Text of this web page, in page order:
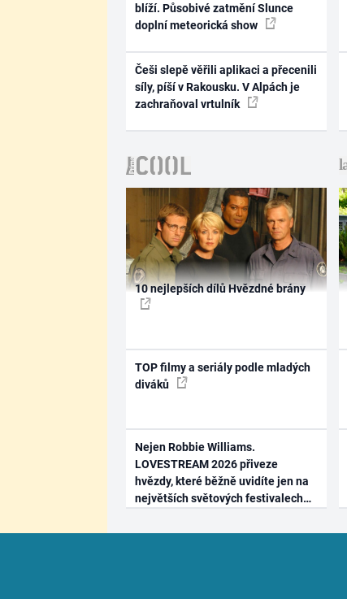
blíží. Působivé zatmění Slunce
doplní meteorická show
Češi slepě věřili aplikaci a přecenili
síly, píší v Rakousku. V Alpách je
zachraňoval vrtulník
10 nejlepších dílů Hvězdné brány
TOP filmy a seriály podle mladých
diváků
Nejen Robbie Williams.
LOVESTREAM 2026 přiveze
hvězdy, které běžně uvidíte jen na
největších světových festivalech